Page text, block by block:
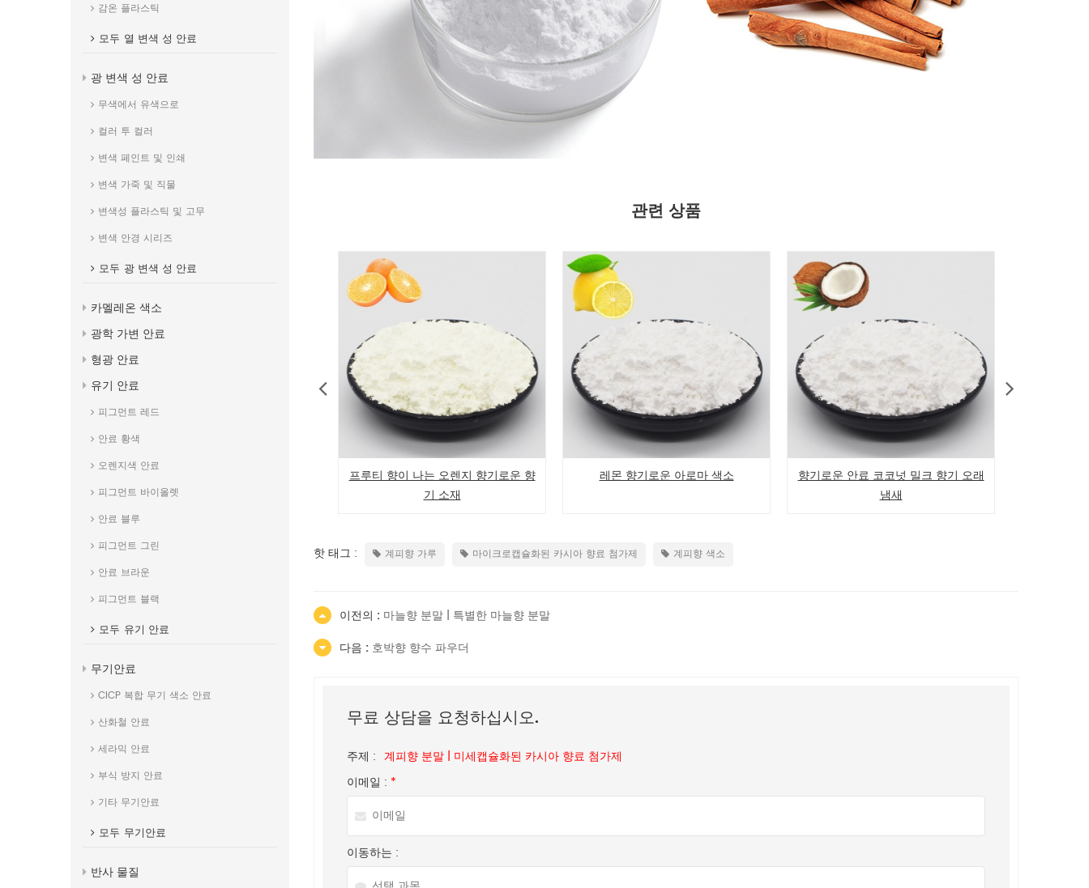
관련 상품
마이크로 캡슐 민트 향기로운 향기 파
프루티 향이 나는 오렌지 향기로운 향
기 소재
레몬 향기로운 아로마 색소
향기로운 안료 코코넛 밀크 향기 오래
냄새
핫 태그 : 계피향 가루 마이크로캡슐화된 카시아 향료 첨가제 계피향 색소
이전의 : 마늘향 분말 | 특별한 마늘향 분말
다음 : 호박향 향수 파우더
무료 상담을 요청하십시오.
주제 : 계피향 분말 | 미세캡슐화된 카시아 향료 첨가제
이메일 : *
이동하는 :
감온 플라스틱
모두 열 변색 성 안료
광 변색 성 안료
무색에서 유색으로
컬러 투 컬러
변색 페인트 및 인쇄
변색 가죽 및 직물
변색성 플라스틱 및 고무
변색 안경 시리즈
모두 광 변색 성 안료
카멜레온 색소
광학 가변 안료
형광 안료
유기 안료
피그먼트 레드
안료 황색
오렌지색 안료
피그먼트 바이올렛
안료 블루
피그먼트 그린
안료 브라운
피그먼트 블랙
모두 유기 안료
무기안료
CICP 복합 무기 색소 안료
산화철 안료
세라믹 안료
부식 방지 안료
기타 무기안료
모두 무기안료
반사 물질